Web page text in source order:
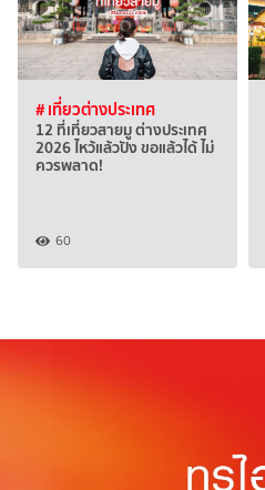
# เที่ยวต่างประเทศ
12 ที่เที่ยวสายมู ต่างประเทศ
2026 ไหว้แล้วปัง ขอแล้วได้ ไม่
ควรพลาด!
60